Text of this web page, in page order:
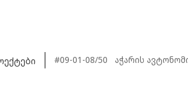
#09-01-08/50